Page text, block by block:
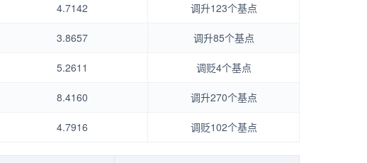
4.7142 调升123个基点
3.8657 调升85个基点
5.2611 调贬4个基点
8.4160 调升270个基点
4.7916 调贬102个基点